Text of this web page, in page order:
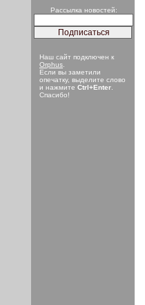
Рассылка новостей:
Наш сайт подключен к
Orphus
Если вы заметили
опечатку, выделите слово
и нажмите Ctrl+Enter
Спасибо!